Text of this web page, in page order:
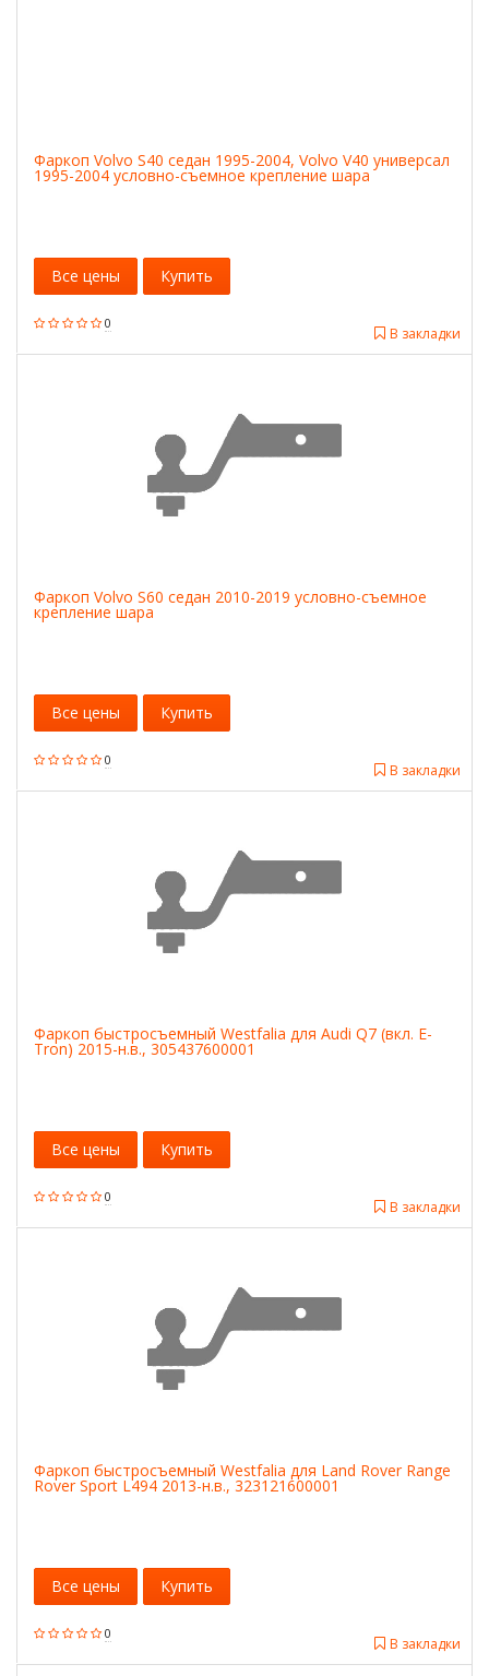
Фаркоп Volvo S40 седан 1995-2004, Volvo V40 универсал
1995-2004 условно-съемное крепление шара
0
В закладки
Все цены Купить
Фаркоп Volvo S60 седан 2010-2019 условно-съемное
крепление шара
0
В закладки
Все цены Купить
Фаркоп быстросъемный Westfalia для Audi Q7 (вкл. E-
Tron) 2015-н.в., 305437600001
0
В закладки
Все цены Купить
Фаркоп быстросъемный Westfalia для Land Rover Range
Rover Sport L494 2013-н.в., 323121600001
0
В закладки
Все цены Купить